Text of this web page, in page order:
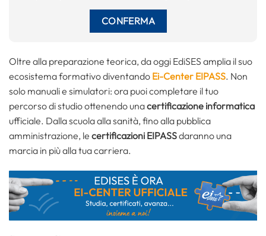
Oltre alla preparazione teorica, da oggi EdiSES amplia il suo
ecosistema formativo diventando Ei-Center EIPASS. Non
solo manuali e simulatori: ora puoi completare il tuo
percorso di studio ottenendo unacertificazione informatica
ufficiale. Dalla scuola alla sanità, fino alla pubblica
amministrazione, le certificazioni EIPASSdaranno una
marcia in più alla tua carriera.